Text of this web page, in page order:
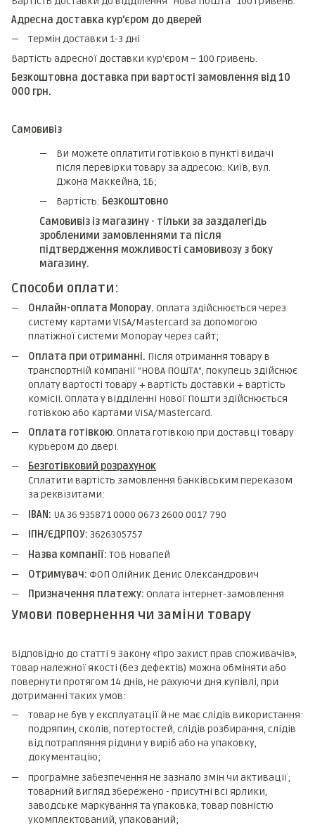
Адресна доставка кур'єром до дверей
Термін доставки 1-3 дні
Вартість адресної доставки кур'єром – 100 гривень.
Безкоштовна доставка при вартості замовлення від 10
000 грн.
Самовивіз
Ви можете оплатити готівкою в пункті видачі
після перевірки товару за адресою: Київ, вул.
Джона Маккейна, 1Б;
Вартість: Безкоштовно
Самовивіз із магазину - тільки за заздалегідь
зробленими замовленнями та після
підтвердження можливості самовивозу з боку
магазину.
Способи оплати:
Онлайн-оплата Monopay. Оплата здійснюється через
систему картами VISA/Mastercard за допомогою
платіжної системи Monopay через сайт;
Оплата при отриманні. Після отримання товару в
транспортній компанії "НОВА ПОШТА", покупець здійснює
оплату вартості товару + вартість доставки + вартість
комicii. Оплата у відділенні Нової Пошти здійснюється
готівкою або картами VISA/Mastercard.
Оплата готівкою. Оплата готівкою при доставці товару
курьером до двері.
Безготівковий розрахунок
Сплатити вартість замовлення банківським переказом
за реквізитами:
IBAN: UA 36 935871 0000 0673 2600 0017 790
ІПН/ЄДРПОУ: 3626305757
Назва компанії: ТОВ НоваПей
Отримувач: ФОП Олійник Денис Олександрович
Призначення платежу: Оплата інтернет-замовлення
Умови повернення чи заміни товару
Відповідно до статті 9 Закону «Про захист прав споживачів»,
товар належної якості (без дефектів) можна обміняти або
повернути протягом 14 днів, не рахуючи дня купівлі, при
дотриманні таких умов:
товар не був у експлуатації й не має слідів використання:
подряпин, сколів, потертостей, слідів розбирання, слідів
від потрапляння рідини у виріб або на упаковку,
документацію;
програмне забезпечення не зазнало змін чи активації;
товарний вигляд збережено - присутні всі ярлики,
заводське маркування та упаковка, товар повністю
укомплектований, упакований;